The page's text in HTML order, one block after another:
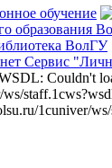
обучение
образования
ВолГУ
Сервис
Couldn't
1cuniver/